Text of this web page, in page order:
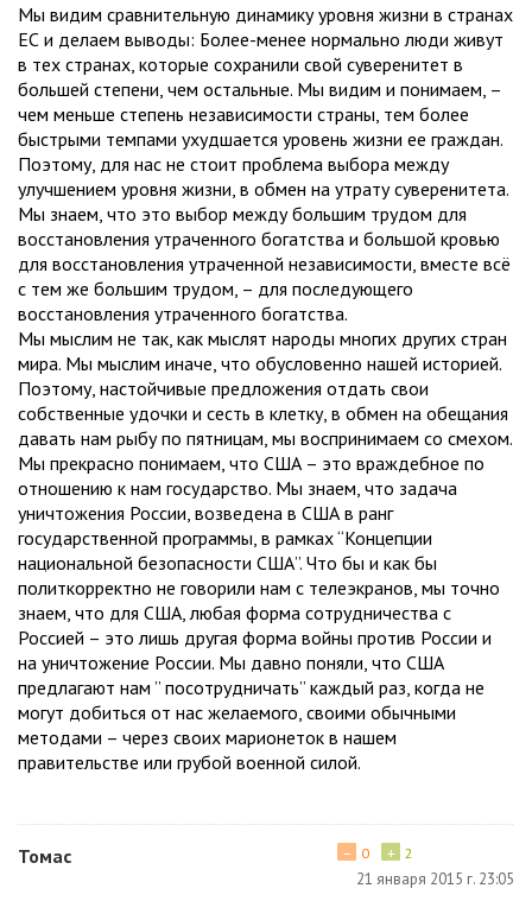
Мы видим сравнительную динамику уровня жизни в странах
ЕС и делаем выводы: Более-менее нормально люди живут
в тех странах, которые сохранили свой суверенитет в
большей степени, чем остальные. Мы видим и понимаем, –
чем меньше степень независимости страны, тем более
быстрыми темпами ухудшается уровень жизни ее граждан.
Поэтому, для нас не стоит проблема выбора между
улучшением уровня жизни, в обмен на утрату суверенитета.
Мы знаем, что это выбор между большим трудом для
восстановления утраченного богатства и большой кровью
для восстановления утраченной независимости, вместе всё
с тем же большим трудом, – для последующего
восстановления утраченного богатства.
Мы мыслим не так, как мыслят народы многих других стран
мира. Мы мыслим иначе, что обусловенно нашей историей.
Поэтому, настойчивые предложения отдать свои
собственные удочки и сесть в клетку, в обмен на обещания
давать нам рыбу по пятницам, мы воспринимаем со смехом.
Мы прекрасно понимаем, что США – это враждебное по
отношению к нам государство. Мы знаем, что задача
уничтожения России, возведена в США в ранг
государственной программы, в рамках “Концепции
национальной безопасности США”. Что бы и как бы
политкорректно не говорили нам с телеэкранов, мы точно
знаем, что для США, любая форма сотрудничества с
Россией – это лишь другая форма войны против России и
на уничтожение России. Мы давно поняли, что США
предлагают нам ” посотрудничать” каждый раз, когда не
могут добиться от нас желаемого, своими обычными
методами – через своих марионеток в нашем
правительстве или грубой военной силой.
Томас + 2
− 0
21 января 2015 г. 23:05